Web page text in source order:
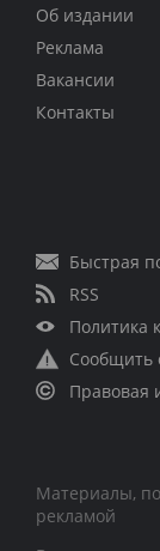
Об издании
Реклама
Вакансии
Контакты
Быстрая
RSS
Политика
Сообщить
Правовая
Материалы,
рекламой